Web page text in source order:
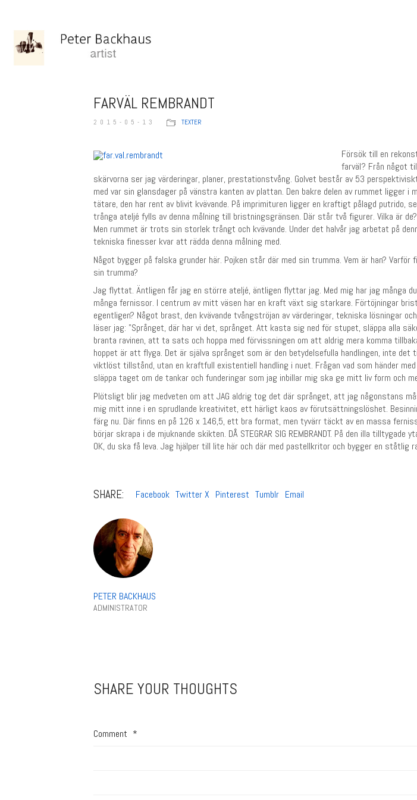
FARVÄL REMBRANDT
2015-05-13 TEXTER
Försök till en
farväl? Från något
skärvorna ser jag värderingar, planer, prestationstvång. Golvet består av 53
med var sin glansdager på vänstra kanten av plattan. Den bakre delen av rummet
tätare, den har rent av blivit kvävande. På imprimituren ligger en kraftigt pålagd
trånga ateljé fylls av denna målning till bristningsgränsen. Där står två figurer. Vilka är
Men rummet är trots sin storlek trångt och kvävande. Under det halvår jag arbetat på
tekniska finesser kvar att rädda denna målning med.
Något bygger på falska grunder här. Pojken står där med sin trumma. Vem är han?
sin trumma?
Jag flyttat. Äntligen får jag en större ateljé, äntligen flyttar jag. Med mig har jag många
många fernissor. I centrum av mitt väsen har en kraft växt sig starkare. Förtöjningar
egentligen? Något brast, den kvävande tvångströjan av värderingar, tekniska lösningar
läser jag: ”Språnget, där har vi det, språnget. Att kasta sig ned för stupet, släppa alla
branta ravinen, att ta sats och hoppa med förvissningen om att aldrig mera komma
hoppet är att flyga. Det är själva språnget som är den betydelsefulla handlingen, inte
viktlöst tillstånd, utan en kraftfull existentiell handling i nuet. Frågan vad som händer
släppa taget om de tankar och funderingar som jag inbillar mig ska ge mitt liv form och
Plötsligt blir jag medveten om att JAG aldrig tog det där språnget, att jag någonstans
mig mitt inne i en sprudlande kreativitet, ett härligt kaos av förutsättningslöshet.
färg nu. Där finns en på 126 x 146,5, ett bra format, men tyvärr täckt av en massa
börjar skrapa i de mjuknande skikten. DÅ STEGRAR SIG REMBRANDT. På den illa
OK, du ska få leva. Jag hjälper till lite här och där med pastellkritor och bygger en ståtlig
SHARE: Facebook Twitter X Pinterest Tumblr Email
PETER BACKHAUS
ADMINISTRATOR
SHARE YOUR THOUGHTS
Comment *